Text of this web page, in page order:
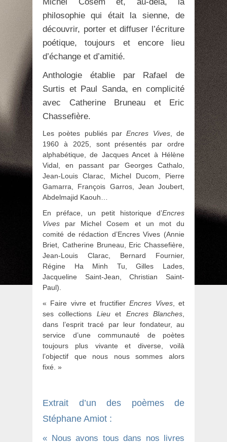
philosophie qui était la sienne, de
découvrir, porter et diffuser l’écriture
poétique, toujours et encore lieu
d’échange et d’amitié.
Anthologie établie par Rafael de
Surtis et Paul Sanda, en complicité
avec Catherine Bruneau et Eric
Chassefière.
Les poètes publiés parEncres Vives, de
1960 à 2025, sont présentés par ordre
alphabétique, de Jacques Ancet à Hélène
Vidal, en passant par Georges Cathalo,
Jean-Louis Clarac, Michel Ducom, Pierre
Gamarra, François Garros, Jean Joubert,
Abdelmajid Kaouh…
En préface, un petit historique d’Encres
Vives par Michel Cosem et un mot du
comité de rédaction d’Encres Vives (Annie
Briet, Catherine Bruneau, Eric Chassefière,
Jean-Louis Clarac, Bernard Fournier,
Régine Ha Minh Tu, Gilles Lades,
Jacqueline Saint-Jean, Christian Saint-
Paul).
« Faire vivre et fructifierEncres Vives, et
ses collections Lieuet Encres Blanches
dans l’esprit tracé par leur fondateur, au
service d’une communauté de poètes
toujours plus vivante et diverse, voilà
l’objectif que nous nous sommes alors
fixé. »
Extrait d’un des poèmes de
Stéphane Amiot :
« Nous avons tous dans nos livres